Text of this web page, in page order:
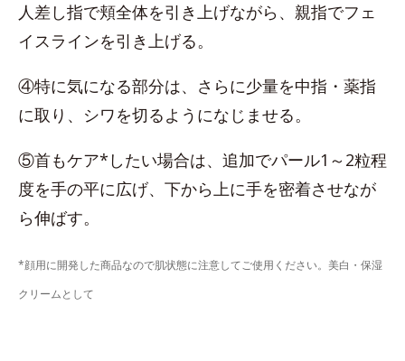
人差し指で頬全体を引き上げながら、親指でフェ
イスラインを引き上げる。
④特に気になる部分は、さらに少量を中指・薬指
に取り、シワを切るようになじませる。
⑤首もケア*したい場合は、追加でパール1～2粒程
度を手の平に広げ、下から上に手を密着させなが
ら伸ばす。
*顔用に開発した商品なので肌状態に注意してご使用ください。美白・保湿
クリームとして